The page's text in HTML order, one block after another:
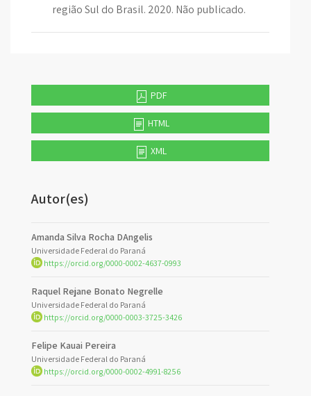
região Sul do Brasil. 2020. Não publicado.
PDF
HTML
XML
Autor(es)
Amanda Silva Rocha DAngelis
Universidade Federal do Paraná
https://orcid.org/0000-0002-4637-0993
Raquel Rejane Bonato Negrelle
Universidade Federal do Paraná
https://orcid.org/0000-0003-3725-3426
Felipe Kauai Pereira
Universidade Federal do Paraná
https://orcid.org/0000-0002-4991-8256